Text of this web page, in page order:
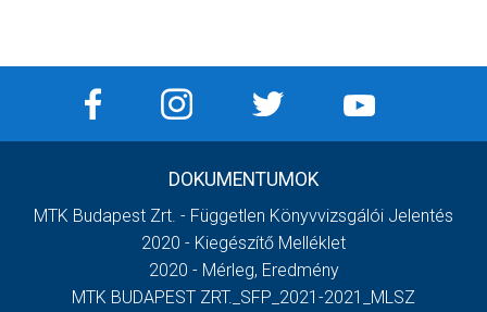
DOKUMENTUMOK
MTK Budapest Zrt. - Független Könyvvizsgálói Jelentés
2020 - Kiegészítő Melléklet
2020 - Mérleg, Eredmény
MTK BUDAPEST ZRT._SFP_2021-2021_MLSZ